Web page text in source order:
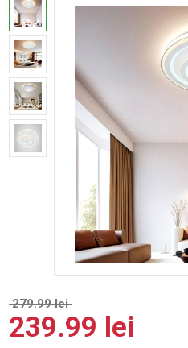
279.99 lei
239.99 lei